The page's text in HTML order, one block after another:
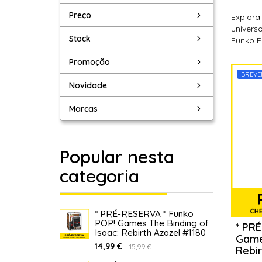
Preço
Stock
Promoção
Novidade
Marcas
Popular nesta
categoria
* PRÉ-RESERVA * Funko
POP! Games The Binding of
Isaac: Rebirth Azazel #1180
14,99 € 15,99 €
Funko
*